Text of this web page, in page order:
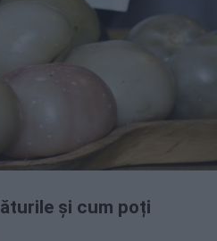
și cum poți